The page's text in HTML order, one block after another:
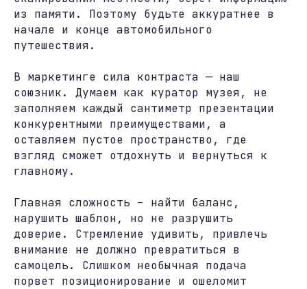
из памяти. Поэтому будьте аккуратнее в
начале и конце автомобильного
путешествия.
В маркетинге сила контраста — наш
союзник. Думаем как куратор музея, не
заполняем каждый сантиметр презентации
конкурентными преимуществами, а
оставляем пустое пространство, где
взгляд сможет отдохнуть и вернуться к
главному.
Главная сложность – найти баланс,
нарушить шаблон, но не разрушить
доверие. Стремление удивить, привлечь
внимание не должно превратиться в
самоцель. Слишком необычная подача
порвет позиционирование и ошеломит